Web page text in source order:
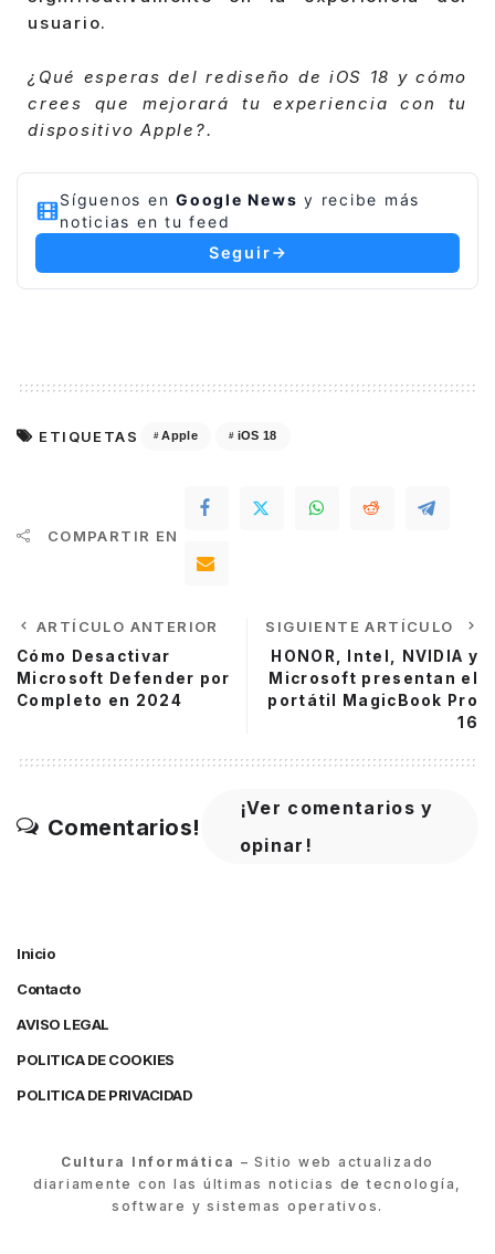
usuario.
¿Qué esperas del rediseño de iOS 18 y cómo
crees que mejorará tu experiencia con tu
dispositivo Apple?.
Síguenos en Google News y recibe más
noticias en tu feed
Seguir
ETIQUETAS Apple iOS 18
COMPARTIR EN
ARTÍCULO ANTERIOR
Cómo Desactivar
Microsoft Defender por
Completo en 2024
SIGUIENTE ARTÍCULO
HONOR, Intel, NVIDIA y
Microsoft presentan el
portátil MagicBook Pro
16
Comentarios!
¡Ver comentarios y
opinar!
Inicio
Contacto
AVISO LEGAL
POLITICA DE COOKIES
POLITICA DE PRIVACIDAD
Cultura Informática – Sitio web actualizado
diariamente con las últimas noticias de tecnología,
software y sistemas operativos.